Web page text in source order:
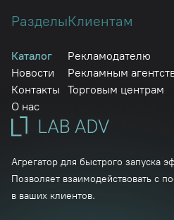
Агрегатор для быстрого запуска
Позволяет взаимодействовать с
в ваших клиентов.
Разделы
Каталог
Новости
Контакты
О нас
Клиентам
Рекламодателю
Рекламным
Торговым центрам